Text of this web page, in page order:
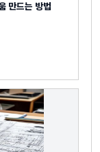
만드는 방법